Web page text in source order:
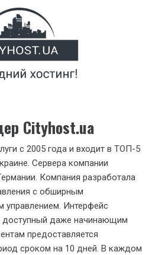
Cityhost.ua
с 2005 года и входит в ТОП-5
Сервера компании
Компания разработала
с обширным
Интерфейс
доступный даже начинающим
предоставляется
сроком на 10 дней. В каждом